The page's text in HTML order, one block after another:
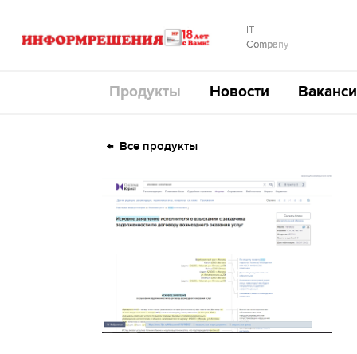
IT
Company
Продукты Новости
Все продукты